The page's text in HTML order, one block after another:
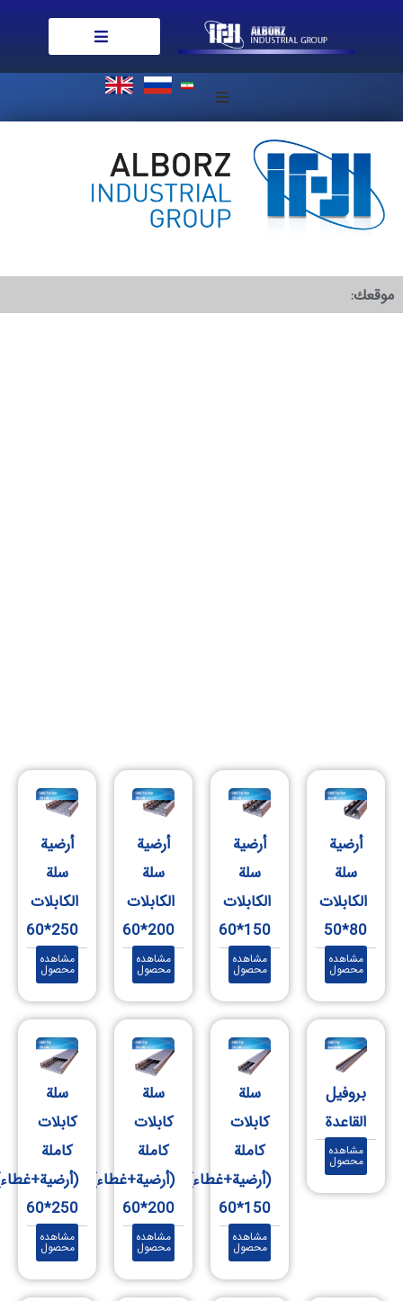
شؤون العملاء
الأخبار الجديدة
اتصل بنا
موقعك:
أرضية
سلة
الكابلات
‎50*80
مشاهده
محصول
أرضية
سلة
الكابلات
‎60*150
مشاهده
محصول
أرضية
سلة
الكابلات
‎60*200
مشاهده
محصول
أرضية
سلة
الكابلات
‎60*250
مشاهده
محصول
بروفيل
القاعدة
مشاهده
محصول
سلة
كابلات
كاملة
(أرضية+غطاء)
‎60*150
مشاهده
محصول
سلة
كابلات
كاملة
(أرضية+غطاء)
‎60*200
مشاهده
محصول
سلة
كابلات
كاملة
(أرضية+غطاء)
‎60*250
مشاهده
محصول